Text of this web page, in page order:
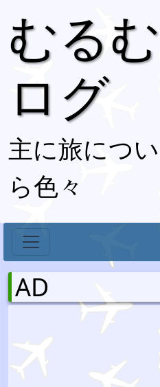
むる
ログ
主に旅につ
ら色々
AD